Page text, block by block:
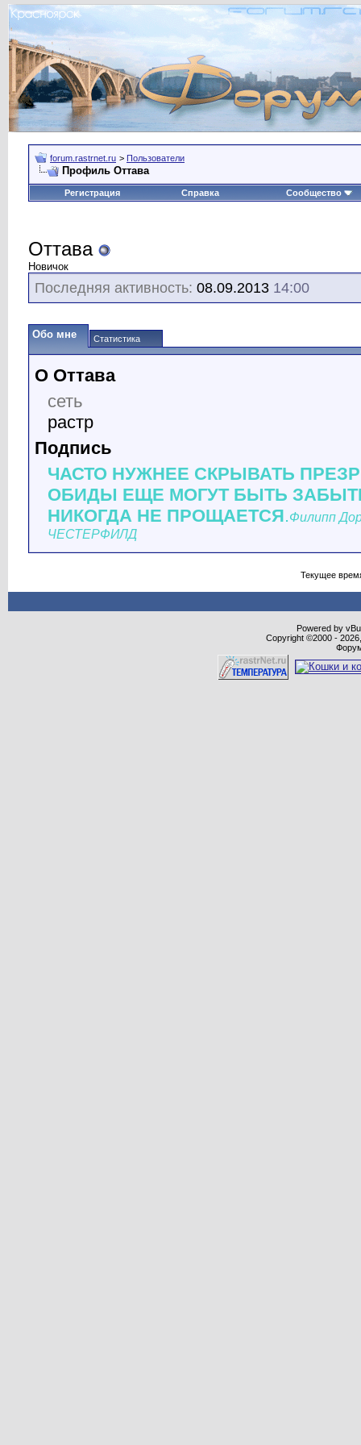
forum.rastrnet.ru > Пользователи
Профиль Оттава
Регистрация Справка Сообщество
Оттава
Новичок
Последняя активность: 08.09.2013 14:00
Обо мне Статистика
О Оттава
сеть
растр
Подпись
ЧАСТО НУЖНЕЕ СКРЫВАТЬ
ОБИДЫ ЕЩЕ МОГУТ БЫТЬ
НИКОГДА НЕ ПРОЩАЕТСЯ.Филипп
ЧЕСТЕРФИЛД
Текущее
Powered by
Copyright ©2000 -